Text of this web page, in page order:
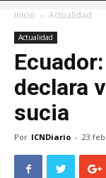
Inicio Actualidad
Actualidad
declara
sucia
Por ICNDiario - 23